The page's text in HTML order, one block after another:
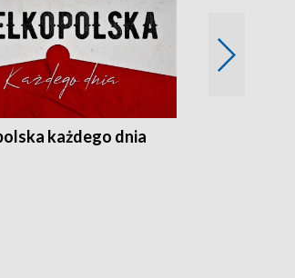
każdego dnia